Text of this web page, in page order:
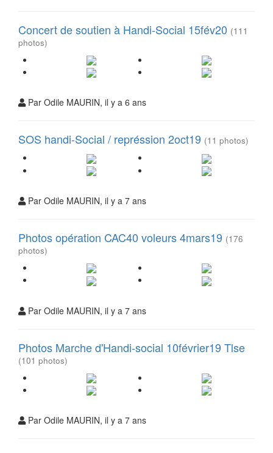
Concert de soutien à Handi-Social 15fév20 (111
photos)
Par Odile MAURIN, il y a 6 ans
SOS handi-Social / représsion 2oct19 (11 photos)
Par Odile MAURIN, il y a 7 ans
Photos opération CAC40 voleurs 4mars19 (176
photos)
Par Odile MAURIN, il y a 7 ans
Photos Marche d'Handi-social 10février19 Tlse
(101 photos)
Par Odile MAURIN, il y a 7 ans